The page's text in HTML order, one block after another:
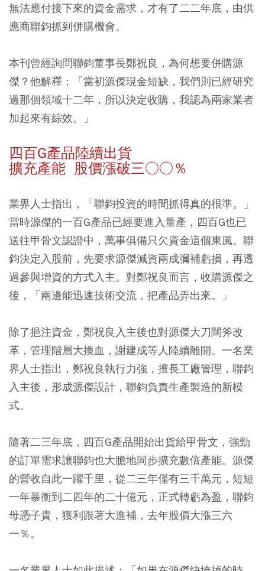
無法應付接下來的資金需求，才有了二二年底，由供
應商聯鈞抓到併購機會。
本刊曾經詢問聯鈞董事長鄭祝良，為何想要併購源
傑？他解釋：「當初源傑現金短缺，我們則已經研究
過那個領域十二年，所以決定收購，我認為兩家業者
加起來有綜效。」
四百G產品陸續出貨
擴充產能 股價漲破三○○％
業界人士指出，「聯鈞投資的時間抓得真的很準。」
當時源傑的一百G產品已經要進入量產，四百G也已
送往甲骨文認證中，萬事俱備只欠資金這個東風。聯
鈞決定入股前，先要求源傑減資兩成彌補虧損，再透
過參與增資的方式入主。對鄭祝良而言，收購源傑之
後，「兩邊能迅速技術交流，把產品弄出來。」
除了挹注資金，鄭祝良入主後也對源傑大刀闊斧改
革，管理階層大換血，謝建成等人陸續離開。一名業
界人士指出，鄭祝良執行力強，擅長工廠管理，聯鈞
入主後，形成源傑設計，聯鈞負責生產製造的新模
式。
隨著二三年底，四百G產品開始出貨給甲骨文，強勁
的訂單需求讓聯鈞也大膽地同步擴充數倍產能。源傑
的營收自此一躍千里，從二三年僅有三千萬元，短短
一年暴衝到二四年的二十億元，正式轉虧為盈，聯鈞
母憑子貴，獲利跟著大進補，去年股價大漲三六
一％。